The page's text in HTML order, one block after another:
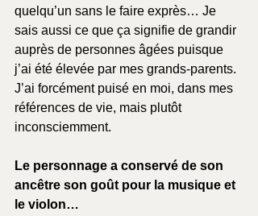
quelqu’un sans le faire exprès… Je
sais aussi ce que ça signifie de grandir
auprès de personnes âgées puisque
j’ai été élevée par mes grands-parents.
J’ai forcément puisé en moi, dans mes
références de vie, mais plutôt
inconsciemment.
Le personnage a conservé de son
ancêtre son goût pour la musique et
le violon…